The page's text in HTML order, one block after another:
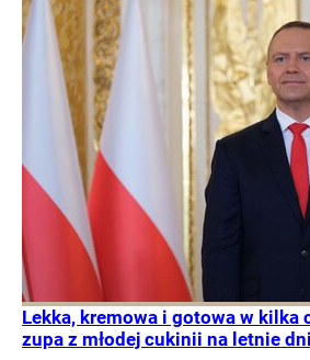
Lekka, kremowa i gotowa w kilka
zupa z młodej cukinii na letnie dni